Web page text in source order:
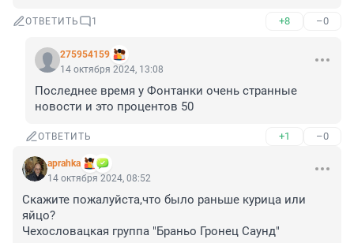
ОТВЕТИТЬ 1 +8 –0
275954159
14 октября 2024, 13:08
Последнее время у Фонтанки очень странные
новости и это процентов 50
ОТВЕТИТЬ +1 –0
aprahka
14 октября 2024, 08:52
Скажите пожалуйста,что было раньше курица или
яйцо?
Чехословацкая группа "Браньо Гронец Саунд"